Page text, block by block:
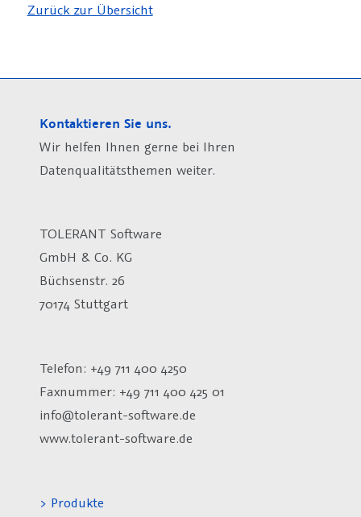
Zurück zur Übersicht
Kontaktieren Sie uns.
Wir helfen Ihnen gerne bei Ihren
Datenqualitätsthemen weiter.
TOLERANT Software
GmbH & Co. KG
Büchsenstr. 26
70174 Stuttgart
Telefon: +49 711 400 4250
Faxnummer: +49 711 400 425 01
info@tolerant-software.de
www.tolerant-software.de
> Produkte